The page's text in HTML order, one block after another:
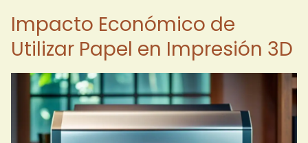
Impacto Económico de
Utilizar Papel en Impresión 3D